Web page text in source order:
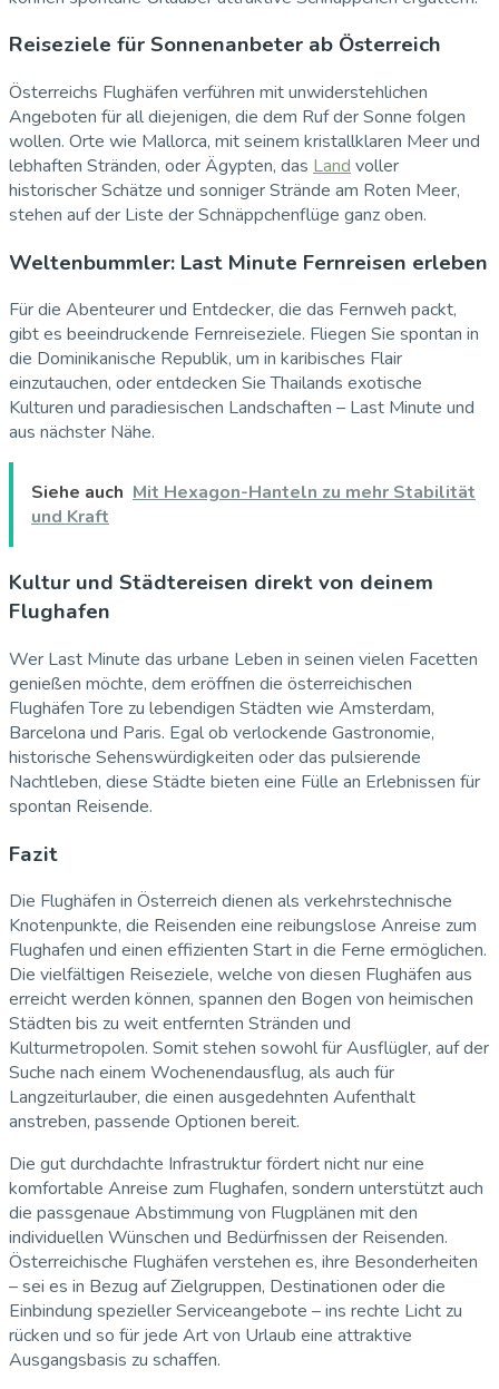
Reiseziele für Sonnenanbeter ab Österreich
Österreichs Flughäfen verführen mit unwiderstehlichen
Angeboten für all diejenigen, die dem Ruf der Sonne folgen
wollen. Orte wie Mallorca, mit seinem kristallklaren Meer und
lebhaften Stränden, oder Ägypten, das Land voller
historischer Schätze und sonniger Strände am Roten Meer,
stehen auf der Liste der Schnäppchenflüge ganz oben.
Weltenbummler: Last Minute Fernreisen erleben
Für die Abenteurer und Entdecker, die das Fernweh packt,
gibt es beeindruckende Fernreiseziele. Fliegen Sie spontan in
die Dominikanische Republik, um in karibisches Flair
einzutauchen, oder entdecken Sie Thailands exotische
Kulturen und paradiesischen Landschaften – Last Minute und
aus nächster Nähe.
Siehe auch Mit Hexagon-Hanteln zu mehr Stabilität
und Kraft
Kultur und Städtereisen direkt von deinem
Flughafen
Wer Last Minute das urbane Leben in seinen vielen Facetten
genießen möchte, dem eröffnen die österreichischen
Flughäfen Tore zu lebendigen Städten wie Amsterdam,
Barcelona und Paris. Egal ob verlockende Gastronomie,
historische Sehenswürdigkeiten oder das pulsierende
Nachtleben, diese Städte bieten eine Fülle an Erlebnissen für
spontan Reisende.
Fazit
Die Flughäfen in Österreich dienen als verkehrstechnische
Knotenpunkte, die Reisenden eine reibungslose Anreise zum
Flughafen und einen effizienten Start in die Ferne ermöglichen.
Die vielfältigen Reiseziele, welche von diesen Flughäfen aus
erreicht werden können, spannen den Bogen von heimischen
Städten bis zu weit entfernten Stränden und
Kulturmetropolen. Somit stehen sowohl für Ausflügler, auf der
Suche nach einem Wochenendausflug, als auch für
Langzeiturlauber, die einen ausgedehnten Aufenthalt
anstreben, passende Optionen bereit.
Die gut durchdachte Infrastruktur fördert nicht nur eine
komfortable Anreise zum Flughafen, sondern unterstützt auch
die passgenaue Abstimmung von Flugplänen mit den
individuellen Wünschen und Bedürfnissen der Reisenden.
Österreichische Flughäfen verstehen es, ihre Besonderheiten
– sei es in Bezug auf Zielgruppen, Destinationen oder die
Einbindung spezieller Serviceangebote – ins rechte Licht zu
rücken und so für jede Art von Urlaub eine attraktive
Ausgangsbasis zu schaffen.